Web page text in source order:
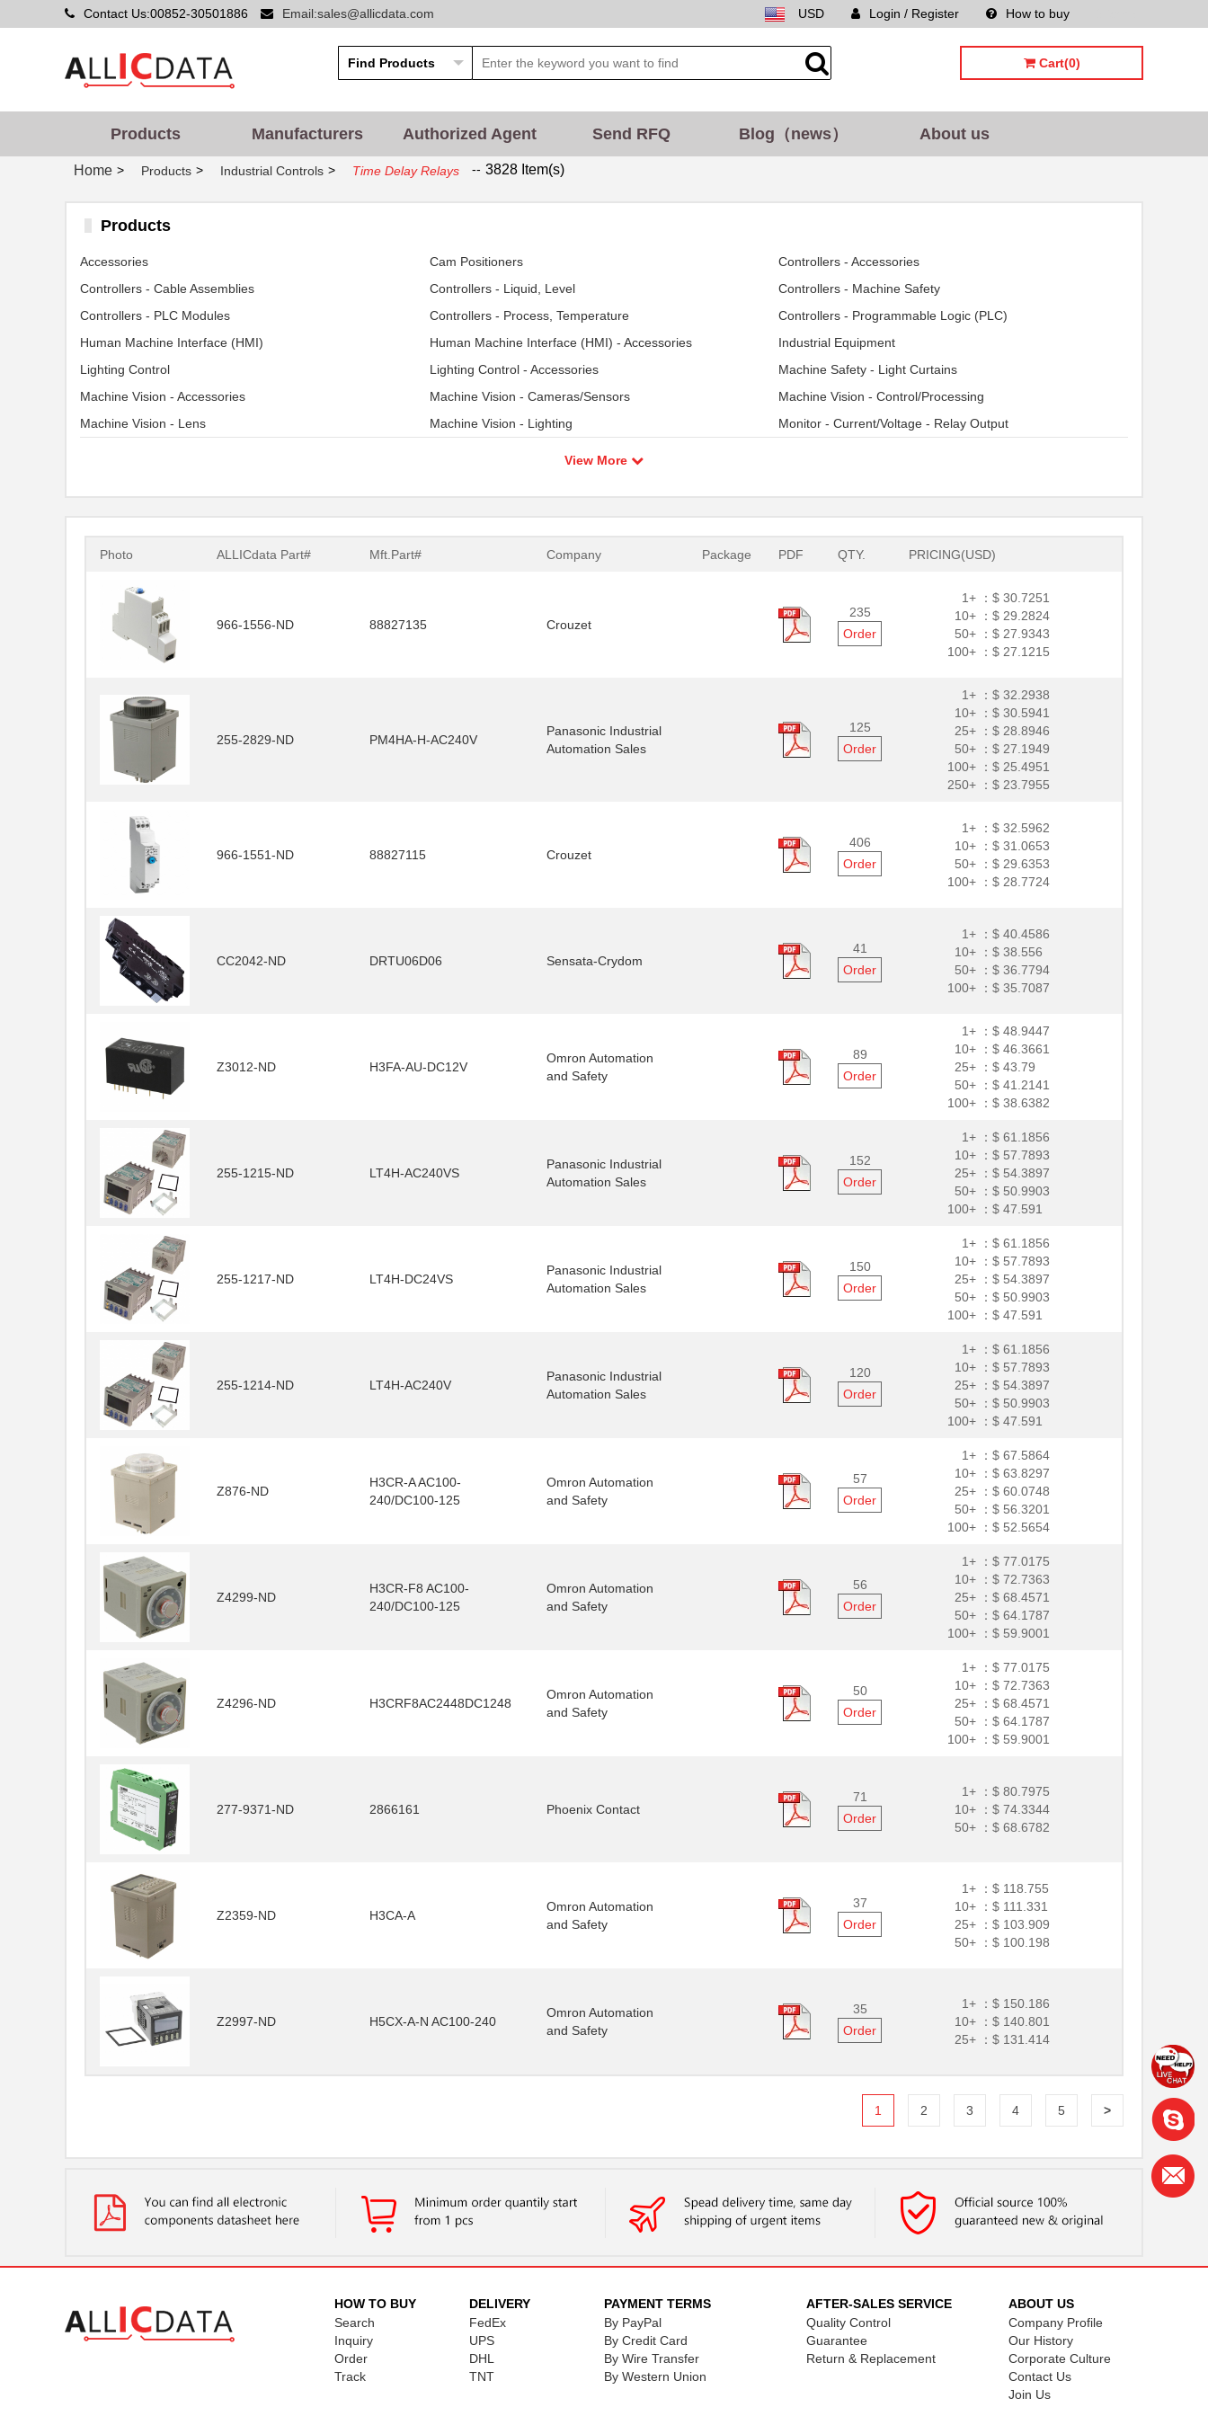
Contact Us:00852-30501886 Email:sales@allicdata.com How to buy
Login / Register
USD
Cart(0)
Products Manufacturers Authorized Agent Send RFQ Blog（news） About us
Home > Products > Industrial Controls > Time Delay Relays -- 3828 Item(s)
Products
Accessories Cam Positioners
Controllers - Accessories
Controllers - Cable Assemblies
Controllers - Liquid, Level
Controllers - Machine Safety
Controllers - PLC Modules
Controllers - Process, Temperature
Controllers - Programmable Logic (PLC)
Human Machine Interface (HMI)
Human Machine Interface (HMI) - Accessories
Industrial Equipment
Lighting Control
Lighting Control - Accessories
Machine Safety - Light Curtains
Machine Vision - Accessories
Machine Vision - Cameras/Sensors
Machine Vision - Control/Processing
Machine Vision - Lens
Machine Vision - Lighting Monitor - Current/Voltage - Relay Output
View More
Photo ALLICdata Part# Mft.Part# Company Package PDF QTY. PRICING(USD)
966-1556-ND 88827135 Crouzet
235
Order
1+ ： $ 30.7251
10+ ： $ 29.2824
50+ ： $ 27.9343
100+ ： $ 27.1215
255-2829-ND PM4HA-H-AC240V
Panasonic Industrial
Automation Sales
125
Order
1+ ： $ 32.2938
10+ ： $ 30.5941
25+ ： $ 28.8946
50+ ： $ 27.1949
100+ ： $ 25.4951
250+ ： $ 23.7955
966-1551-ND 88827115 Crouzet
406
Order
1+ ： $ 32.5962
10+ ： $ 31.0653
50+ ： $ 29.6353
100+ ： $ 28.7724
CC2042-ND DRTU06D06 Sensata-Crydom
41
Order
1+ ： $ 40.4586
10+ ： $ 38.556
50+ ： $ 36.7794
100+ ： $ 35.7087
Z3012-ND H3FA-AU-DC12V
Omron Automation
and Safety
89
Order
1+ ： $ 48.9447
10+ ： $ 46.3661
25+ ： $ 43.79
50+ ： $ 41.2141
100+ ： $ 38.6382
255-1215-ND LT4H-AC240VS
Panasonic Industrial
Automation Sales
152
Order
1+ ： $ 61.1856
10+ ： $ 57.7893
25+ ： $ 54.3897
50+ ： $ 50.9903
100+ ： $ 47.591
255-1217-ND LT4H-DC24VS
Panasonic Industrial
Automation Sales
150
Order
1+ ： $ 61.1856
10+ ： $ 57.7893
25+ ： $ 54.3897
50+ ： $ 50.9903
100+ ： $ 47.591
255-1214-ND LT4H-AC240V
Panasonic Industrial
Automation Sales
120
Order
1+ ： $ 61.1856
10+ ： $ 57.7893
25+ ： $ 54.3897
50+ ： $ 50.9903
100+ ： $ 47.591
Z876-ND
H3CR-A AC100-
240/DC100-125
Omron Automation
and Safety
57
Order
1+ ： $ 67.5864
10+ ： $ 63.8297
25+ ： $ 60.0748
50+ ： $ 56.3201
100+ ： $ 52.5654
Z4299-ND
H3CR-F8 AC100-
240/DC100-125
Omron Automation
and Safety
56
Order
1+ ： $ 77.0175
10+ ： $ 72.7363
25+ ： $ 68.4571
50+ ： $ 64.1787
100+ ： $ 59.9001
Z4296-ND H3CRF8AC2448DC1248
Omron Automation
and Safety
50
Order
1+ ： $ 77.0175
10+ ： $ 72.7363
25+ ： $ 68.4571
50+ ： $ 64.1787
100+ ： $ 59.9001
277-9371-ND 2866161 Phoenix Contact
71
Order
1+ ： $ 80.7975
10+ ： $ 74.3344
50+ ： $ 68.6782
Z2359-ND H3CA-A
Omron Automation
and Safety
37
Order
1+ ： $ 118.755
10+ ： $ 111.331
25+ ： $ 103.909
50+ ： $ 100.198
Z2997-ND H5CX-A-N AC100-240
Omron Automation
and Safety
35
Order
1+ ： $ 150.186
10+ ： $ 140.801
25+ ： $ 131.414
1 2 3 4 5 >
HOW TO BUY
Search
Inquiry
Order
Track
DELIVERY
FedEx
UPS
DHL
TNT
PAYMENT TERMS
By PayPal
By Credit Card
By Wire Transfer
By Western Union
AFTER-SALES SERVICE
Quality Control
Guarantee
Return & Replacement
ABOUT US
Company Profile
Our History
Corporate Culture
Contact Us
Join Us